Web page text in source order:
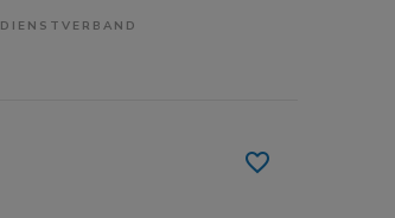
DIENSTVERBAND